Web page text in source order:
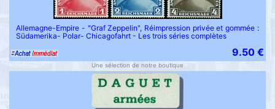
Allemagne-Empire - "Graf Zeppelin", Réimpression privée et gommée :
Südamerika- Polar- Chicagofahrt - Les trois séries complètes
9.50 €
Une sélection de notre boutique